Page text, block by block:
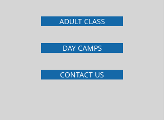
ADULT CLASS
DAY CAMPS
CONTACT US